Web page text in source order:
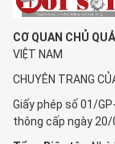
CƠ QUAN CHỦ
VIỆT NAM
CHUYÊN TRANG
Giấy phép số 01/
thông cấp ngày 20/